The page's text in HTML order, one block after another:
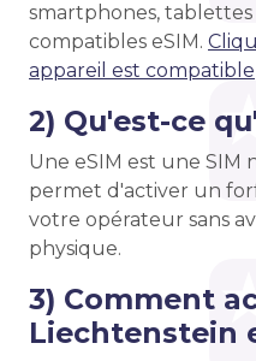
smartphones,
compatibles eSIM.
appareil est compatible
2) Qu'est-ce
Une eSIM est une
permet d'activer un
votre opérateur sans
physique.
3) Comment
Liechtenstein